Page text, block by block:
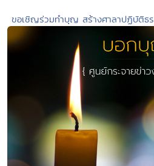
ขอเชิญร่วมทำบุญ สร้างศาลาปฏิบัติธ